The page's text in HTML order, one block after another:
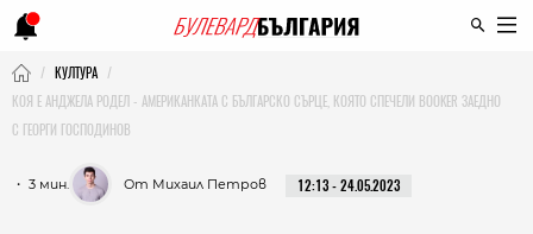
КУЛТУРА
КОЯ Е АНДЖЕЛА РОДЕЛ - АМЕРИКАНКАТА С БЪЛГАРСКО СЪРЦЕ, КОЯТО СПЕЧЕЛИ BOOKER ЗАЕДНО
С ГЕОРГИ ГОСПОДИНОВ
・ 3 мин. От Михаил Петров 12:13 - 24.05.2023